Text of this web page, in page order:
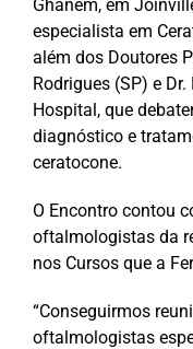
Ghanem, em
especialista em
além dos Doutores
Rodrigues (SP) e
Hospital, que
diagnóstico e
ceratocone.
O Encontro contou
oftalmologistas da
nos Cursos que a
“Conseguirmos
oftalmologistas